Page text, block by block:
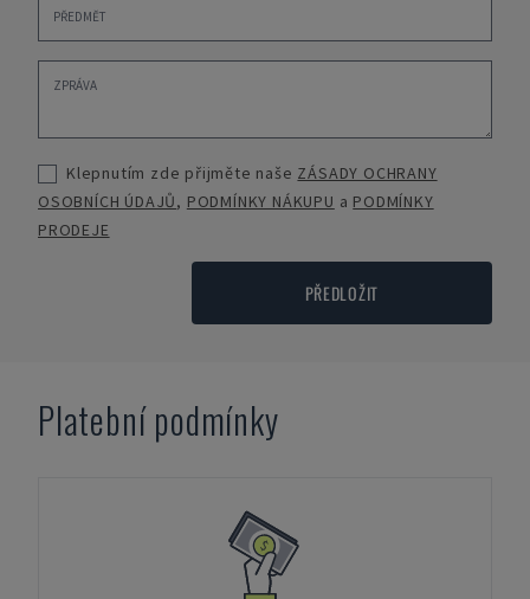
Klepnutím zde přijměte naše ZÁSADY OCHRANY
OSOBNÍCH ÚDAJŮ, PODMÍNKY NÁKUPU a PODMÍNKY
PRODEJE
PŘEDLOŽIT
Platební podmínky